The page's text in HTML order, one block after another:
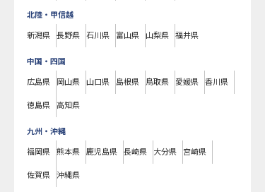
北陸・甲信越
新潟県 長野県 石川県 富山県 山梨県 福井県
中国・四国
広島県 岡山県 山口県 島根県 鳥取県 愛媛県 香川県
徳島県 高知県
九州・沖縄
福岡県 熊本県 鹿児島県 長崎県 大分県 宮崎県
佐賀県 沖縄県